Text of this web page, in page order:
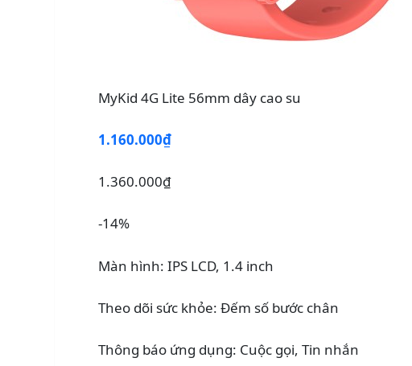
MyKid 4G Lite 56mm dây cao su
1.160.000₫
1.360.000₫
-14%
Màn hình: IPS LCD, 1.4 inch
Theo dõi sức khỏe: Đếm số bước chân
Thông báo ứng dụng: Cuộc gọi, Tin nhắn